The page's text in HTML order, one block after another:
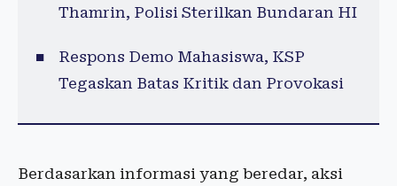
Thamrin, Polisi Sterilkan Bundaran HI
Respons Demo Mahasiswa, KSP
Tegaskan Batas Kritik dan Provokasi
Berdasarkan informasi yang beredar, aksi